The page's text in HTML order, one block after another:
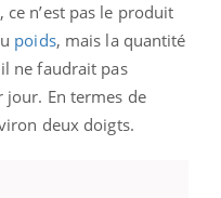
n’est pas le produit
poids, mais la quantité
ne faudrait pas
jour. En termes de
deux doigts.